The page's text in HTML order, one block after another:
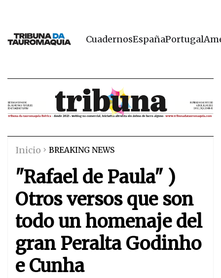
CuadernosEspañaPortugal
Inicio BREAKING NEWS
"Rafael de Paula" )
Otros versos que son
todo un homenaje del
gran Peralta Godinho
e Cunha